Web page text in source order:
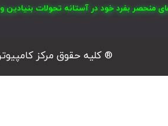
منحصر بفرد خود در آستانه تحولات
® کلیه حقوق مرکز